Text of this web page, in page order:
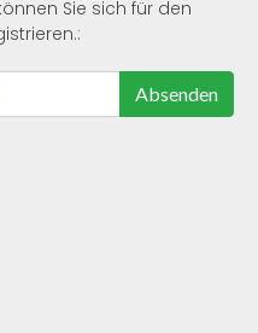
Sie sich für den
Absenden